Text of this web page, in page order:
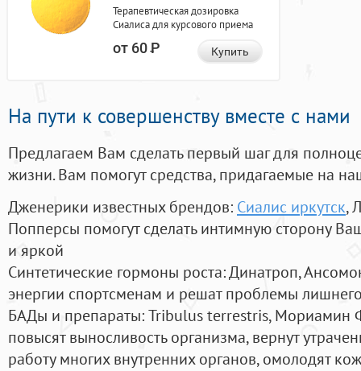
Терапевтическая дозировка
Сиалиса для курсового приема
от 60Р Купить
На пути к совершенству вместе с нами
Предлагаем Вам сделать первый шаг для
жизни. Вам помогут средства, придагаемые на
Дженерики известных брендов: Сиалис иркутск,
Попперсы помогут сделать интимную сторону
и яркой
Синтетические гормоны роста: Динатроп,
энергии спортсменам и решат проблемы
БАДы и препараты:Tribulus terrestris, Мориамин
повысят выносливость организма, вернут
работу многих внутренних органов, омолодят